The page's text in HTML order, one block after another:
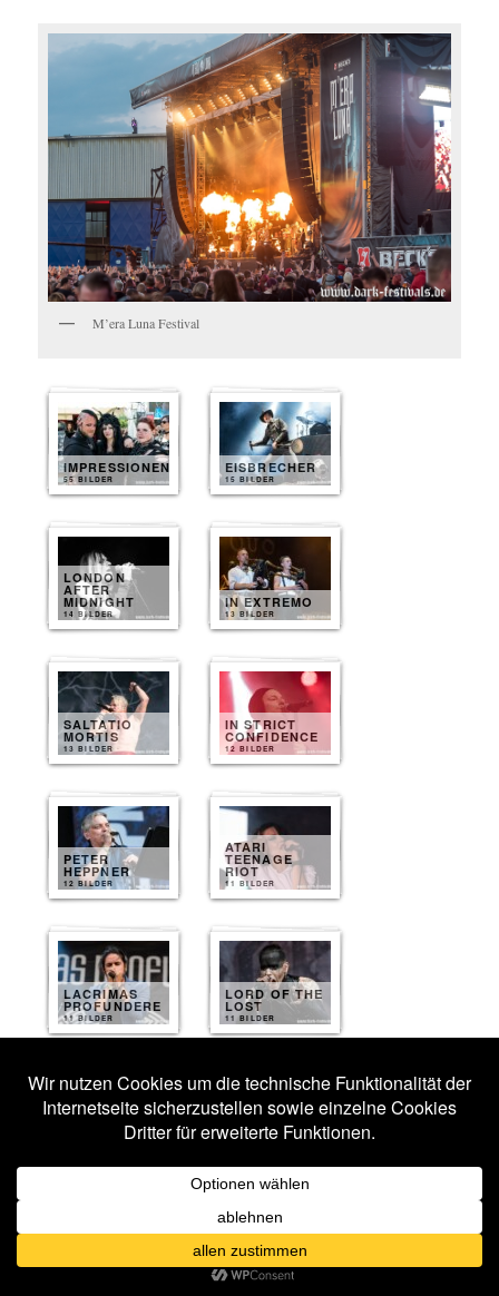
M’era Luna Festival
IMPRESSIONEN
55 BILDER
EISBRECHER
15 BILDER
LONDON
AFTER
MIDNIGHT
14 BILDER
IN EXTREMO
13 BILDER
SALTATIO
MORTIS
13 BILDER
IN STRICT
CONFIDENCE
12 BILDER
PETER
HEPPNER
12 BILDER
ATARI
TEENAGE
RIOT
11 BILDER
LACRIMAS
PROFUNDERE
11 BILDER
LORD OF THE
LOST
11 BILDER
THE 69 EYES
WELLE
ERDBALL
PLASMA